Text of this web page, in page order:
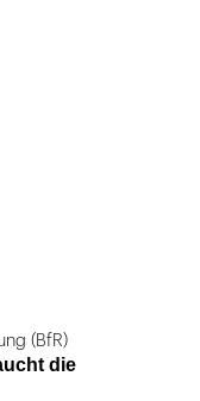
(BfR)
die